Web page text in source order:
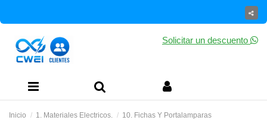
Solicitar un descuento
Inicio 1. Materiales Electricos. 10. Fichas Y Portalamparas